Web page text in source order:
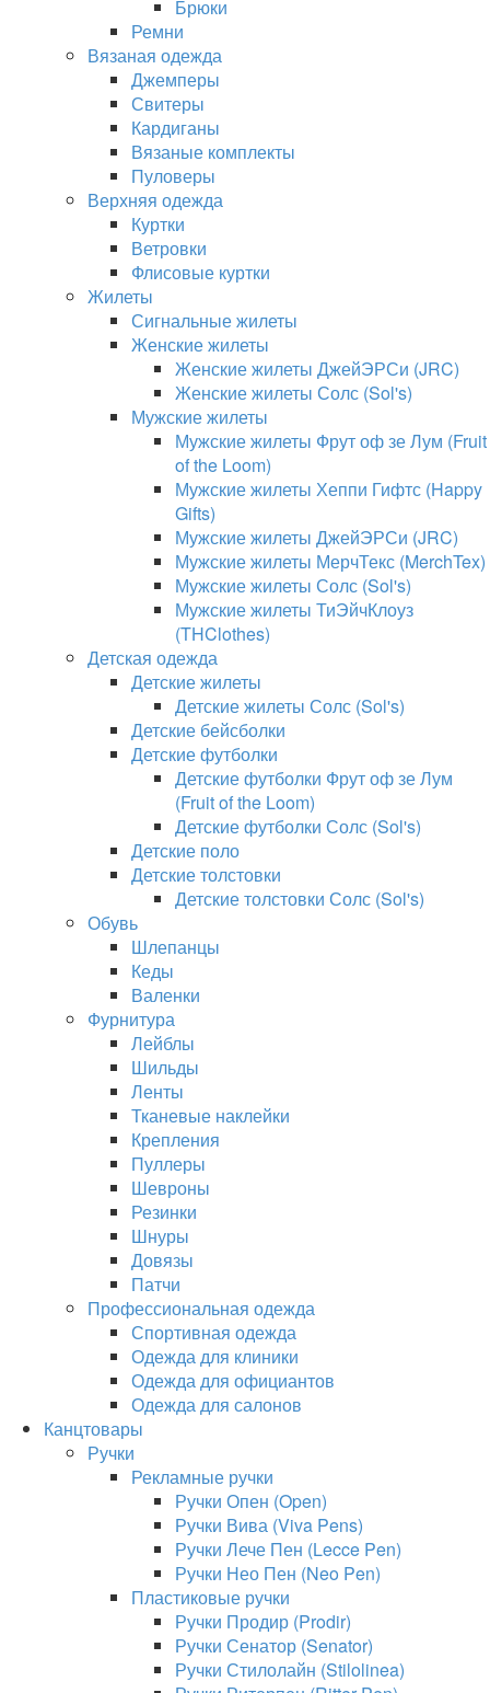
Брюки
Ремни
Вязаная одежда
Джемперы
Свитеры
Кардиганы
Вязаные комплекты
Пуловеры
Верхняя одежда
Куртки
Ветровки
Флисовые куртки
Жилеты
Сигнальные жилеты
Женские жилеты
Женские жилеты ДжейЭРСи (JRC)
Женские жилеты Солс (Sol's)
Мужские жилеты
Мужские жилеты Фрут оф зе Лум (Fruit
of the Loom)
Мужские жилеты Хеппи Гифтс (Happy
Gifts)
Мужские жилеты ДжейЭРСи (JRC)
Мужские жилеты МерчТекс (MerchTex)
Мужские жилеты Солс (Sol's)
Мужские жилеты ТиЭйчКлоуз
(THClothes)
Детская одежда
Детские жилеты
Детские жилеты Солс (Sol's)
Детские бейсболки
Детские футболки
Детские футболки Фрут оф зе Лум
(Fruit of the Loom)
Детские футболки Солс (Sol's)
Детские поло
Детские толстовки
Детские толстовки Солс (Sol's)
Обувь
Шлепанцы
Кеды
Валенки
Фурнитура
Лейблы
Шильды
Ленты
Тканевые наклейки
Крепления
Пуллеры
Шевроны
Резинки
Шнуры
Довязы
Патчи
Профессиональная одежда
Спортивная одежда
Одежда для клиники
Одежда для официантов
Одежда для салонов
Канцтовары
Ручки
Рекламные ручки
Ручки Опен (Open)
Ручки Вива (Viva Pens)
Ручки Лече Пен (Lecce Pen)
Ручки Нео Пен (Neo Pen)
Пластиковые ручки
Ручки Продир (Prodir)
Ручки Сенатор (Senator)
Ручки Стилолайн (Stilolinea)